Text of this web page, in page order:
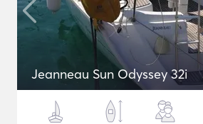
Jeanneau Sun Odyssey 32i